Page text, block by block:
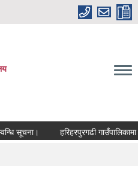
सूचना। हरिहरपुरगढी